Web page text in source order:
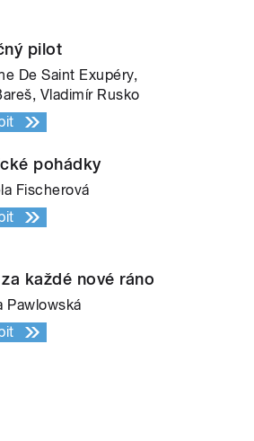
pilot
De Saint Exupéry,
Vladimír Rusko
pohádky
Fischerová
každé nové ráno
Pawlowská